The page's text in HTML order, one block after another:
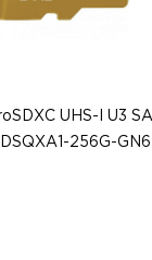
UHS-I U3
256G-